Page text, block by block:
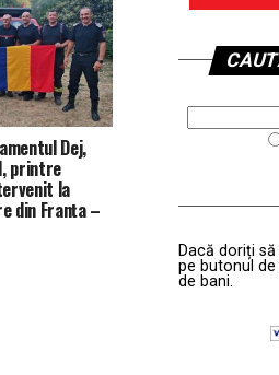
Dej,
printre
la
din Franța –
Dacă doriți
pe butonul
de bani.